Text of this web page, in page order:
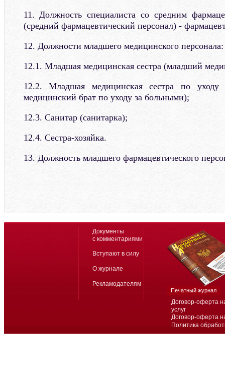
11. Должность специалиста со средним
(средний фармацевтический персонал) -
12. Должности младшего медицинского персонала:
12.1. Младшая медицинская сестра (младший
12.2. Младшая медицинская сестра по
медицинский брат по уходу за больными);
12.3. Санитар (санитарка);
12.4. Сестра-хозяйка.
13. Должность младшего фармацевтического
Договор-оферта
услуг
Договор-оферта
Политика
Документы
с комментариями
Вступают в силу
О журнале
Рекламодателям
Печатный журнал